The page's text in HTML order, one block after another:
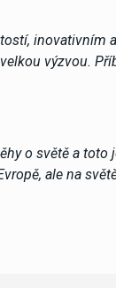
inovativním a
výzvou.
o světě a toto
ale na